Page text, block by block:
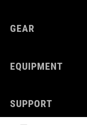
GEAR
EQUIPMENT
SUPPORT